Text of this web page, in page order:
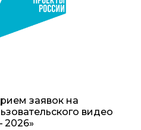
заявок на
видео
2026»